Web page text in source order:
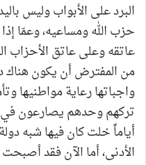
البرد على الأبواب وليس
حزب الله ومساعيه، وعمّا
عاتقه وعلى عاتق الأحزاب
من المفترض أن يكون هناك
واجباتها رعاية مواطنيها
تركهم وحدهم يصارعون في
أياماً خلت كان فيها شبه
الأدنى، أما الآن فقد